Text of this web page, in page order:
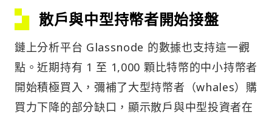
散戶與中型持幣者開始接盤
鏈上分析平台 Glassnode 的數據也支持這一觀
點。近期持有 1 至 1,000 顆比特幣的中小持幣者
開始積極買入，彌補了大型持幣者（whales）購
買力下降的部分缺口，顯示散戶與中型投資者在